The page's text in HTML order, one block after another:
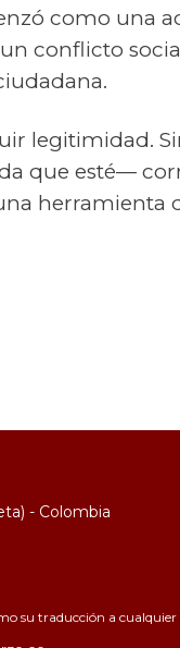
como una
conflicto
legitimidad.
que esté—
herramienta
- Colombia
su traducción a